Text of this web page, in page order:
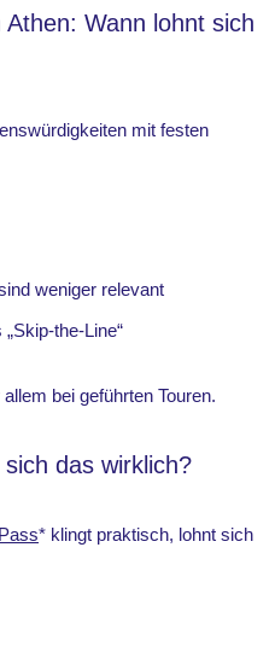
Wann lohnt sich
mit festen
weniger relevant
the-Line“
bei geführten Touren.
das wirklich?
* klingt praktisch, lohnt sich